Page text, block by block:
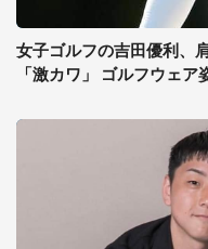
女子ゴルフの吉田優利、
「激カワ」 ゴルフウェ